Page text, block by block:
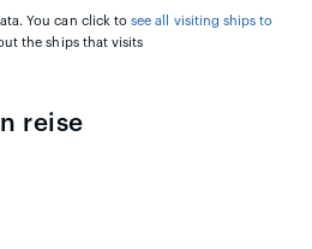
You can click tosee all visiting ships to
the ships that visits
reise